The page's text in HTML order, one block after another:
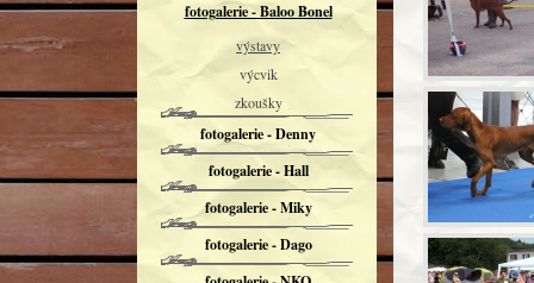
fotogalerie - Baloo Bonel
výstavy
výcvik
zkoušky
fotogalerie - Denny
fotogalerie - Hall
fotogalerie - Miky
fotogalerie - Dago